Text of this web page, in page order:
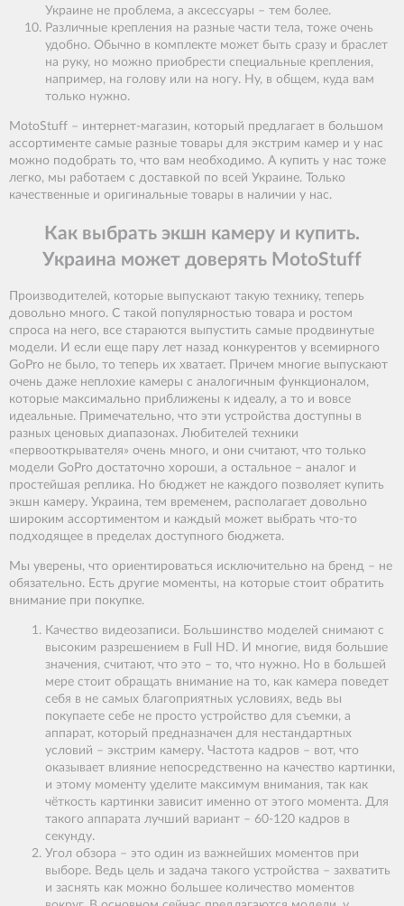
Украине не проблема, а аксессуары – тем более.
Различные крепления на разные части тела, тоже очень
удобно. Обычно в комплекте может быть сразу и браслет
на руку, но можно приобрести специальные крепления,
например, на голову или на ногу. Ну, в общем, куда вам
только нужно.
MotoStuff – интернет-магазин, который предлагает в большом
ассортименте самые разные товары для экстрим камер и у нас
можно подобрать то, что вам необходимо. А купить у нас тоже
легко, мы работаем с доставкой по всей Украине. Только
качественные и оригинальные товары в наличии у нас.
Как выбрать экшн камеру и купить.
Украина может доверять MotoStuff
Производителей, которые выпускают такую технику, теперь
довольно много. С такой популярностью товара и ростом
спроса на него, все стараются выпустить самые продвинутые
модели. И если еще пару лет назад конкурентов у всемирного
GoPro не было, то теперь их хватает. Причем многие выпускают
очень даже неплохие камеры с аналогичным функционалом,
которые максимально приближены к идеалу, а то и вовсе
идеальные. Примечательно, что эти устройства доступны в
разных ценовых диапазонах. Любителей техники
«первооткрывателя» очень много, и они считают, что только
модели GoPro достаточно хороши, а остальное – аналог и
простейшая реплика. Но бюджет не каждого позволяет купить
экшн камеру. Украина, тем временем, располагает довольно
широким ассортиментом и каждый может выбрать что-то
подходящее в пределах доступного бюджета.
Мы уверены, что ориентироваться исключительно на бренд – не
обязательно. Есть другие моменты, на которые стоит обратить
внимание при покупке.
Качество видеозаписи. Большинство моделей снимают с
высоким разрешением в Full HD. И многие, видя большие
значения, считают, что это – то, что нужно. Но в большей
мере стоит обращать внимание на то, как камера поведет
себя в не самых благоприятных условиях, ведь вы
покупаете себе не просто устройство для съемки, а
аппарат, который предназначен для нестандартных
условий – экстрим камеру. Частота кадров – вот, что
оказывает влияние непосредственно на качество картинки,
и этому моменту уделите максимум внимания, так как
чёткость картинки зависит именно от этого момента. Для
такого аппарата лучший вариант – 60-120 кадров в
секунду.
Угол обзора – это один из важнейших моментов при
выборе. Ведь цель и задача такого устройства – захватить
и заснять как можно большее количество моментов